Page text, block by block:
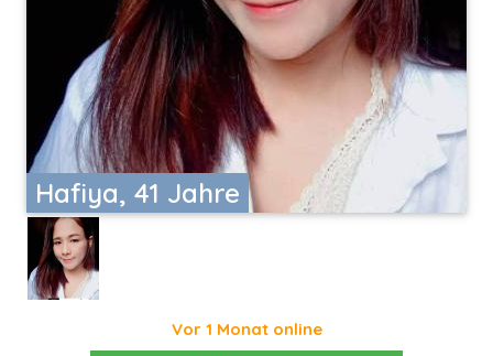
Hafiya, 41 Jahre
Vor 1 Monat online